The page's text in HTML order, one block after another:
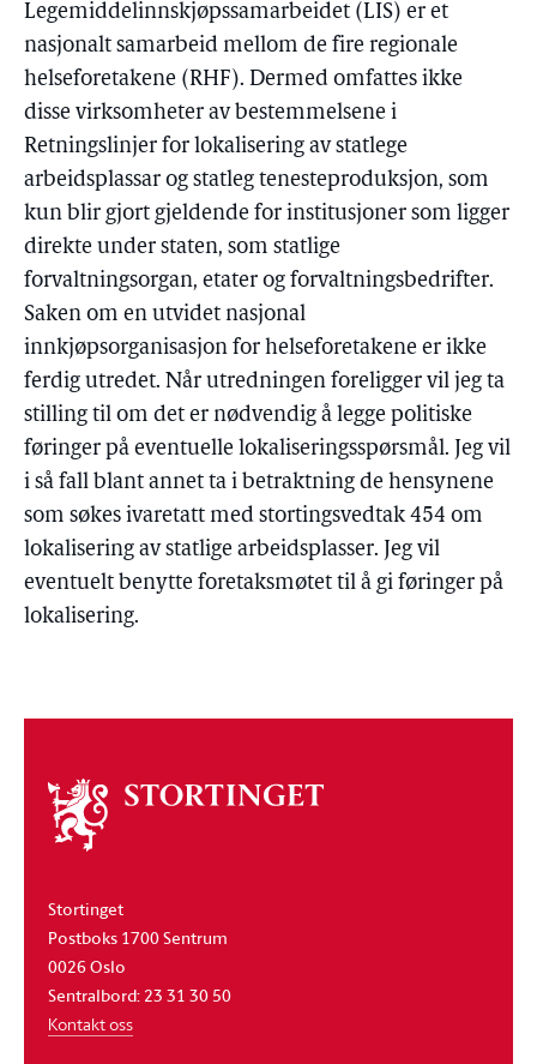
Legemiddelinnskjøpssamarbeidet (LIS) er et
nasjonalt samarbeid mellom de fire regionale
helseforetakene (RHF). Dermed omfattes ikke
disse virksomheter av bestemmelsene i
Retningslinjer for lokalisering av statlege
arbeidsplassar og statleg tenesteproduksjon, som
kun blir gjort gjeldende for institusjoner som ligger
direkte under staten, som statlige
forvaltningsorgan, etater og forvaltningsbedrifter.
Saken om en utvidet nasjonal
innkjøpsorganisasjon for helseforetakene er ikke
ferdig utredet. Når utredningen foreligger vil jeg ta
stilling til om det er nødvendig å legge politiske
føringer på eventuelle lokaliseringsspørsmål. Jeg vil
i så fall blant annet ta i betraktning de hensynene
som søkes ivaretatt med stortingsvedtak 454 om
lokalisering av statlige arbeidsplasser. Jeg vil
eventuelt benytte foretaksmøtet til å gi føringer på
lokalisering.
Om
stortinget
Stortinget
Postboks 1700 Sentrum
0026 Oslo
Sentralbord: 23 31 30 50
Kontakt oss